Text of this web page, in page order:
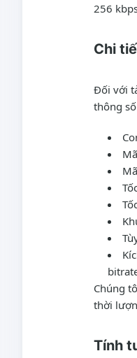
256
Chi
Đối với
thông
Chúng
thời
Tính